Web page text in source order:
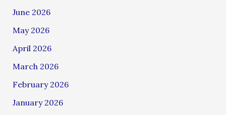
June 2026
May 2026
April 2026
March 2026
February 2026
January 2026